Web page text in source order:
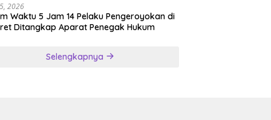
2026
Waktu 5 Jam 14 Pelaku Pengeroyokan di
Ditangkap Aparat Penegak Hukum
Selengkapnya